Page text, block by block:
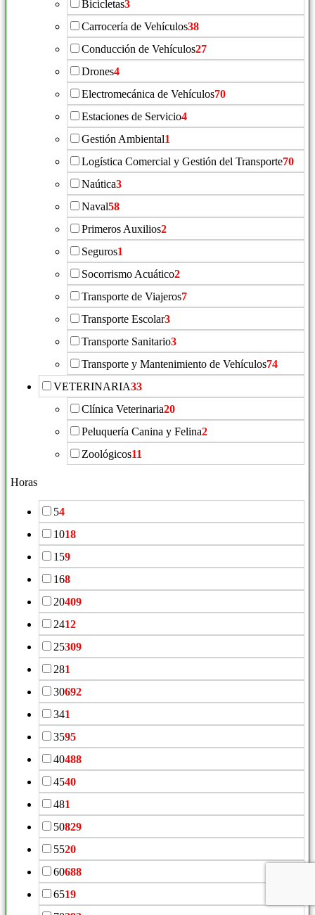
Bicicletas3
Carrocería de Vehículos38
Conducción de Vehículos27
Drones4
Electromecánica de Vehículos70
Estaciones de Servicio4
Gestión Ambiental1
Logística Comercial y Gestión del Transporte70
Naútica3
Naval58
Primeros Auxilios2
Seguros1
Socorrismo Acuático2
Transporte de Viajeros7
Transporte Escolar3
Transporte Sanitario3
Transporte y Mantenimiento de Vehículos74
VETERINARIA33
Clínica Veterinaria20
Peluquería Canina y Felina2
Zoológicos11
Horas
54
1018
159
168
20409
2412
25309
281
30692
341
3595
40488
4540
481
50829
5520
60688
6519